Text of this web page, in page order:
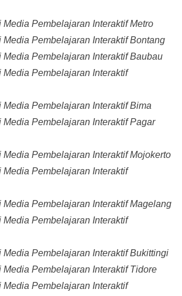
Pembelajaran Interaktif Metro
Media Pembelajaran Interaktif Bontang
Media Pembelajaran Interaktif Baubau
Media Pembelajaran Interaktif
Pembelajaran Interaktif Bima
Media Pembelajaran Interaktif Pagar
Media Pembelajaran Interaktif Mojokerto
Media Pembelajaran Interaktif
Media Pembelajaran Interaktif Magelang
Media Pembelajaran Interaktif
Media Pembelajaran Interaktif Bukittingi
Media Pembelajaran Interaktif Tidore
Media Pembelajaran Interaktif